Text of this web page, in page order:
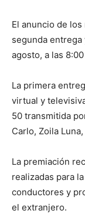
El anuncio de
segunda entrega
agosto, a las
La primera
virtual y
50 transmitida
Carlo, Zoila
La premiación
realizadas para
conductores y
el extranjero.